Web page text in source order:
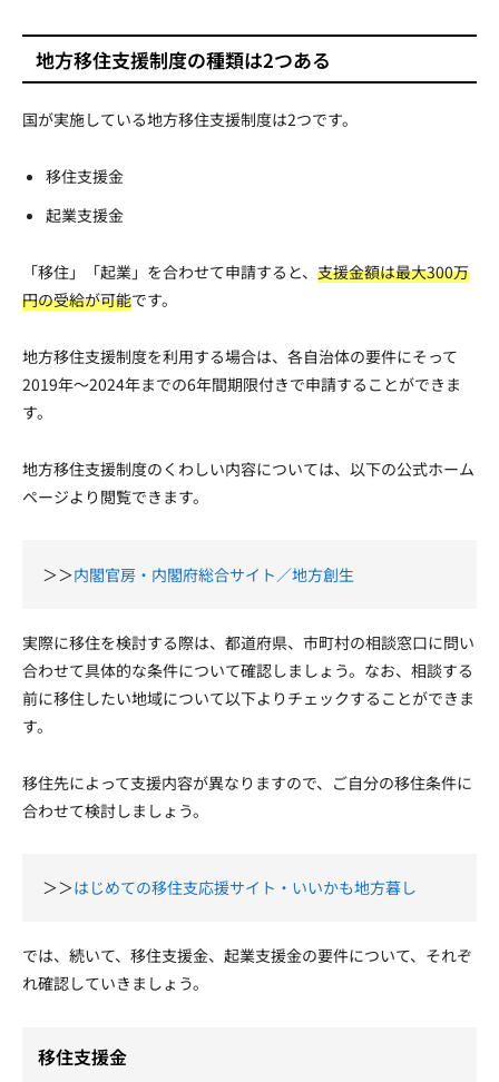
地方移住支援制度の種類は2つある
国が実施している地方移住支援制度は2つです。
移住支援金
起業支援金
「移住」「起業」を合わせて申請すると、 支援金額は最大300万
円の受給が可能です。
地方移住支援制度を利用する場合は、各自治体の要件にそって
2019年〜2024年までの6年間期限付きで申請することができま
す。
地方移住支援制度のくわしい内容については、以下の公式ホーム
ページより閲覧できます。
＞＞内閣官房・内閣府総合サイト／地方創生
実際に移住を検討する際は、都道府県、市町村の相談窓口に問い
合わせて具体的な条件について確認しましょう。なお、相談する
前に移住したい地域について以下よりチェックすることができま
す。
移住先によって支援内容が異なりますので、ご自分の移住条件に
合わせて検討しましょう。
＞＞はじめての移住支応援サイト・いいかも地方暮し
では、続いて、移住支援金、起業支援金の要件について、それぞ
れ確認していきましょう。
移住支援金